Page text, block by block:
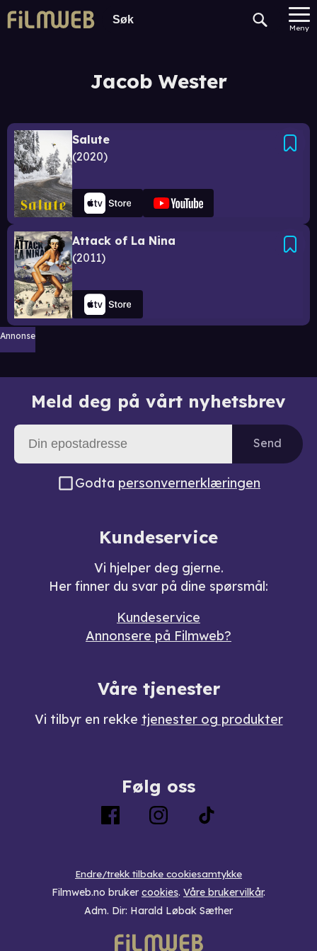
Meny
Jacob Wester
Salute
2020
Attack of La Nina
2011
Annonse
Meld deg på vårt nyhetsbrev
Send
Godta personvernerklæringen
Kundeservice
Vi hjelper deg gjerne.
Her finner du svar på dine spørsmål:
Kundeservice
Annonsere på Filmweb?
Våre tjenester
Vi tilbyr en rekke tjenester og produkter
Følg oss
Endre/trekk tilbake cookiesamtykke
Filmweb.no bruker cookies. Våre brukervilkår.
Adm. Dir: Harald Løbak Sæther